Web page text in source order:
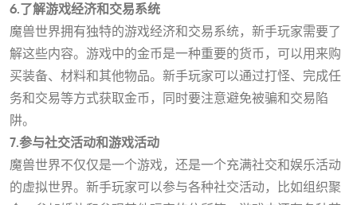
6.了解游戏经济和交易系统
魔兽世界拥有独特的游戏经济和交易系统，新手玩家需要了
解这些内容。游戏中的金币是一种重要的货币，可以用来购
买装备、材料和其他物品。新手玩家可以通过打怪、完成任
务和交易等方式获取金币，同时要注意避免被骗和交易陷
阱。
7.参与社交活动和游戏活动
魔兽世界不仅仅是一个游戏，还是一个充满社交和娱乐活动
的虚拟世界。新手玩家可以参与各种社交活动，比如组织聚